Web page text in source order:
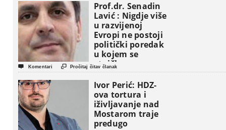
Prof.dr. Senadin
Lavić : Nigdje više
u razvijenoj
Evropi ne postoji
politički poredak
u kojem se
etničke grupe
pojavljuju kao
osnovne
političke jedinice
 Komentari  Pročitaj čitav članak
Ivor Perić: HDZ-
ova tortura i
iživljavanje nad
Mostarom traje
predugo